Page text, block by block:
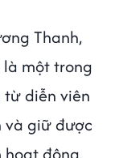
Thanh,
là một trong
diễn viên
và giữ được